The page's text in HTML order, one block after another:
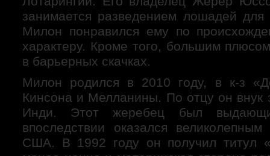
занимается разведением лошадей для
Милон понравился ему по
характеру. Кроме того, большим
в барьерных скачках.
Милон родился в 2010 году, в к-з
Кинсона и Мелланины. По отцу он внук
Инди. Этот жеребец был
впоследствии оказался
США. В 1992 году он получил титул